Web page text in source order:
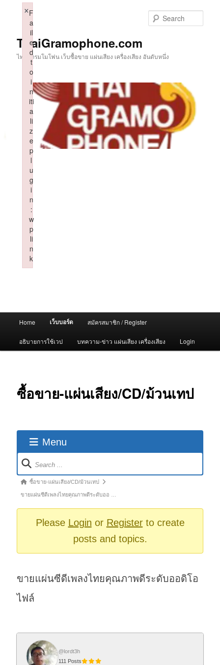
ThaiGramophone.com
ไทยแกรมโมโฟน เว็บซื้อขาย แผ่นเสียง เครื่องเสียง อันดับหนึ่ง
Home เว็บบอร์ด สมัครสมาชิก / Register
อธิบายการใช้เวป บทความ-ข่าว แผ่นเสียง เครื่องเสียง Login
ซื้อขาย-แผ่นเสียง/CD/ม้วนเทป
Menu
Forum
Navigation
Forum
breadcrumbs
ซื้อขาย-แผ่นเสียง/CD/ม้วนเทป
ขายแผ่นซีดีเพลงไทยคุณภาพดีระดับออ …
Please Login or Registerto create
posts and topics.
ขายแผ่นซีดีเพลงไทยคุณภาพดีระดับออดิโอ
ไฟล์
@lordt3h
111 Posts
F
a
il
e
d
t
o
i
n
iti
a
li
z
e
p
l
u
g
i
n
:
w
p
li
n
k
×
Failed to initialize plugin: wplink